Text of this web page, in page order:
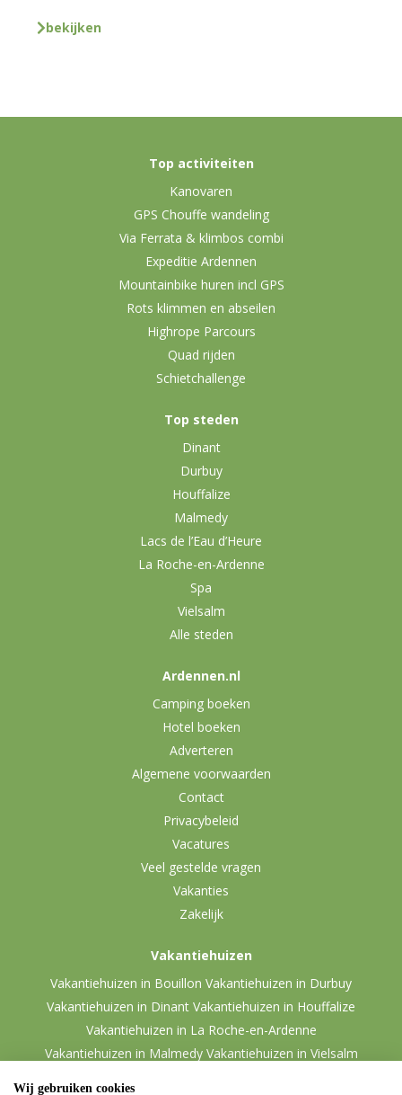
bekijken
Top activiteiten
Kanovaren
GPS Chouffe wandeling
Via Ferrata & klimbos combi
Expeditie Ardennen
Mountainbike huren incl GPS
Rots klimmen en abseilen
Highrope Parcours
Quad rijden
Schietchallenge
Top steden
Dinant
Durbuy
Houffalize
Malmedy
Lacs de l’Eau d’Heure
La Roche-en-Ardenne
Spa
Vielsalm
Alle steden
Ardennen.nl
Camping boeken
Hotel boeken
Adverteren
Algemene voorwaarden
Contact
Privacybeleid
Vacatures
Veel gestelde vragen
Vakanties
Zakelijk
Vakantiehuizen
Vakantiehuizen in Bouillon Vakantiehuizen in Durbuy
Vakantiehuizen in Dinant Vakantiehuizen in Houffalize
Vakantiehuizen in La Roche-en-Ardenne
Vakantiehuizen in Malmedy Vakantiehuizen in Vielsalm
Wij gebruiken cookies